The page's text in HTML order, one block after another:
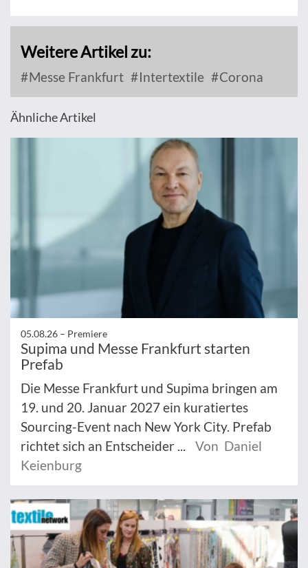
Weitere Artikel zu:
Messe Frankfurt Intertextile Corona
Ähnliche Artikel
05.08.26 – Premiere
Supima und Messe Frankfurt starten
Prefab
Die Messe Frankfurt und Supima bringen am
19. und 20. Januar 2027 ein kuratiertes
Sourcing-Event nach New York City. Prefab
richtet sich an Entscheider ...
Von Daniel
Keienburg